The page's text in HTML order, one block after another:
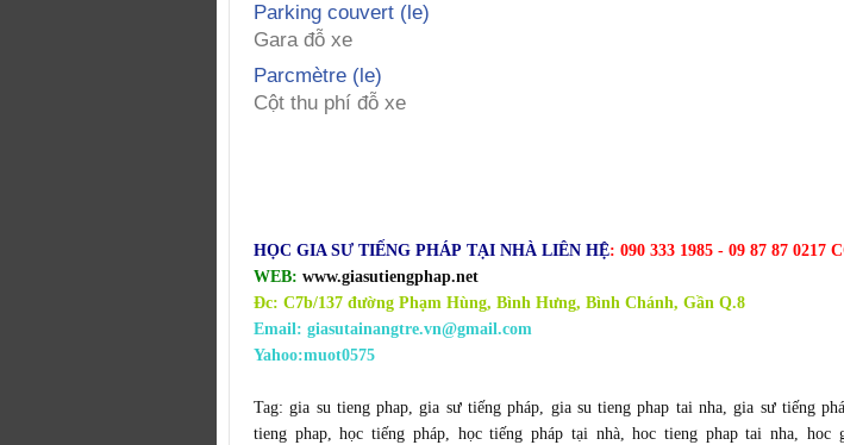
Parking couvert (le)
Gara đỗ xe
Parcmètre (le)
Cột thu phí đỗ xe
HỌC GIA SƯ TIẾNG PHÁP TẠI NHÀ LIÊN HỆ: 090 333 1985 - 09 87 87 0217
WEB: www.giasutiengphap.net
Đc: C7b/137 đường Phạm Hùng, Bình Hưng, Bình Chánh, Gần Q.8
Email: giasutainangtre.vn@gmail.com
Yahoo:muot0575
Tag:gia su tieng phap, gia sư tiếng pháp, gia su tieng phap tai nha,gia sư tiếng
tieng phap,học tiếng pháp, học tiếng pháp tại nhà,hoc tieng phap tai nha, hoc